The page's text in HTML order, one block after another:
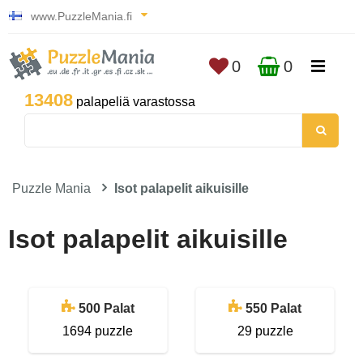
www.PuzzleMania.fi
13408 palapeliä varastossa
0 0
Puzzle Mania Isot palapelit aikuisille
Isot palapelit aikuisille
500 Palat
1694 puzzle
550 Palat
29 puzzle